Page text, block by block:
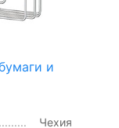
и
Чехия